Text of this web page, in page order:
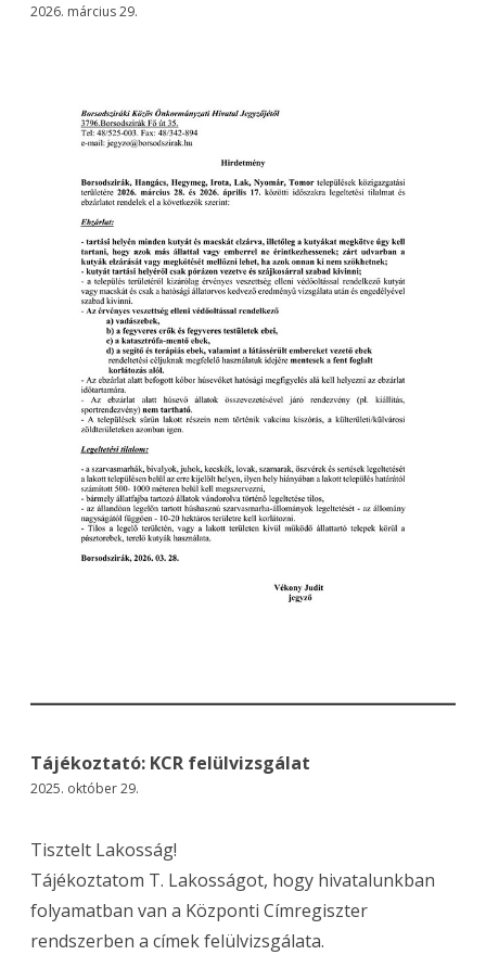
2026. március 29.
Tájékoztató: KCR felülvizsgálat
2025. október 29.
Tisztelt Lakosság!
Tájékoztatom T. Lakosságot, hogy hivatalunkban
folyamatban van a Központi Címregiszter
rendszerben a címek felülvizsgálata.